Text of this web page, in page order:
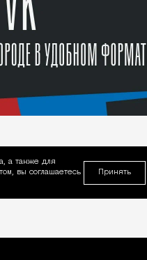
а также для
вы соглашаетесь
Принять